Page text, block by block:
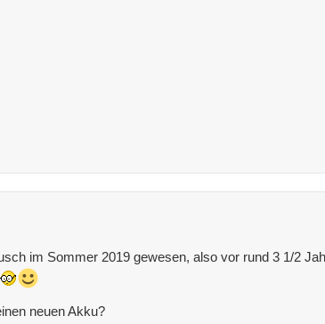
im Sommer 2019 gewesen, also vor rund 3 1/2
neuen Akku?